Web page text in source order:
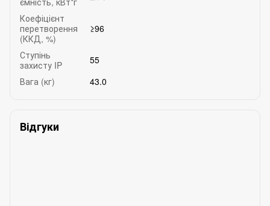
Коефіцієнт
перетворення
(ККД, %)
≥96
Ступінь
захисту IP
55
Вага (кг)
43.0
Відгуки